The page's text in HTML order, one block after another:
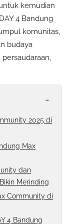
kemudian
4 Bandung
komunitas,
budaya
-
2025 di
Max
dan
Merinding
Community di
4 Bandung